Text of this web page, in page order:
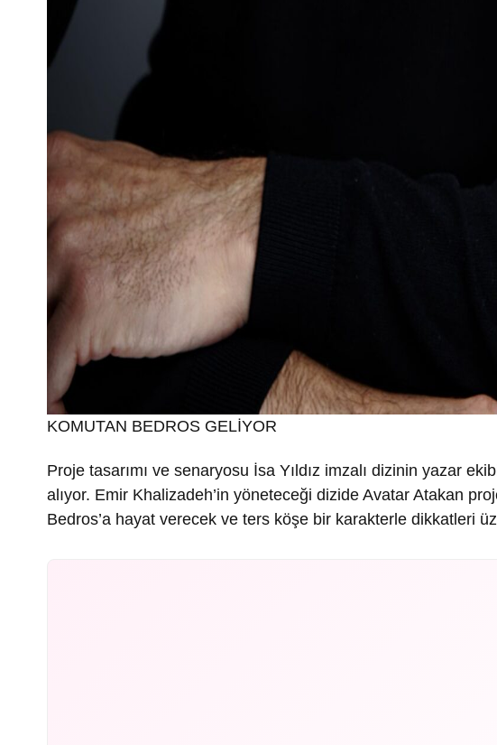
KOMUTAN BEDROS GELİYOR
Proje tasarımı ve senaryosu İsa Yıldız imzalı dizinin yazar
alıyor. Emir Khalizadeh’in yöneteceği dizide Avatar Atakan
Bedros’a hayat verecek ve ters köşe bir karakterle dikkatleri